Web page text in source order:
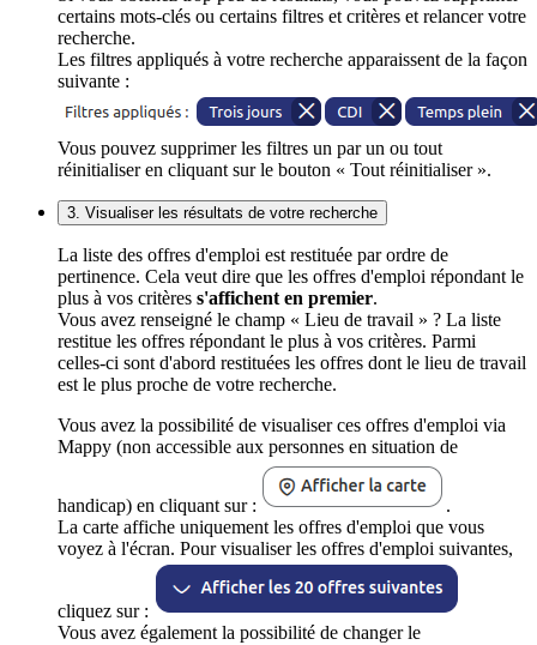
certains mots-clés ou certains filtres et critères et relancer votre
recherche.
Les filtres appliqués à votre recherche apparaissent de la façon
suivante :
Vous pouvez supprimer les filtres un par un ou tout
réinitialiser en cliquant sur le bouton « Tout réinitialiser ».
3. Visualiser les résultats de votre recherche
La liste des offres d'emploi est restituée par ordre de
pertinence. Cela veut dire que les offres d'emploi répondant le
plus à vos critères s'affichent en premier.
Vous avez renseigné le champ « Lieu de travail » ? La liste
restitue les offres répondant le plus à vos critères. Parmi
celles-ci sont d'abord restituées les offres dont le lieu de travail
est le plus proche de votre recherche.
Vous avez la possibilité de visualiser ces offres d'emploi via
Mappy (non accessible aux personnes en situation de
handicap) en cliquant sur :
.
La carte affiche uniquement les offres d'emploi que vous
voyez à l'écran. Pour visualiser les offres d'emploi suivantes,
cliquez sur :
Vous avez également la possibilité de changer le